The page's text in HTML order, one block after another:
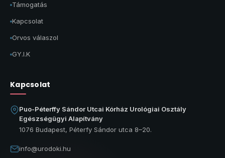
Támogatás
Kapcsolat
Orvos válaszol
GY.I.K
Kapcsolat
Puo-Péterffy Sándor Utcai Kórház Urológiai Osztály
Egészségügyi Alapítvány
1076 Budapest, Péterfy Sándor utca 8–20.
info@urodoki.hu